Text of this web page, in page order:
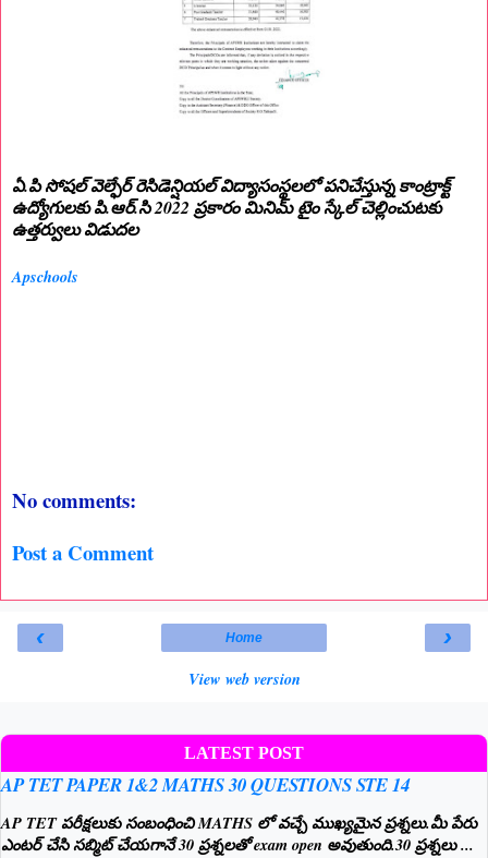
ఏ.పి సోషల్ వెల్ఫేర్ రెసిడెన్షియల్ విద్యాసంస్థలలో పనిచేస్తున్న కాంట్రాక్ట్
ఉద్యోగులకు పి.ఆర్.సి 2022 ప్రకారం మినిమ్ టైం స్కేల్ చెల్లించుటకు
ఉత్తర్వులు విడుదల
Apschools
No comments:
Post a Comment
‹ ›
Home
View web version
LATEST POST
AP TET PAPER 1&2 MATHS 30 QUESTIONS STE 14
AP TET పరీక్షలుకు సంబంధించి MATHS లో వచ్చే ముఖ్యమైన ప్రశ్నలు.మీ పేరు
ఎంటర్ చేసి సబ్మిట్ చేయగానే 30 ప్రశ్నలతో exam open అవుతుంది.30 ప్రశ్నలు ...